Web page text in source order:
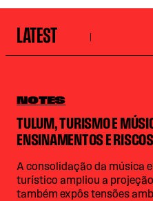
LATEST
NOTES
TULUM, TURISMO E
ENSINAMENTOS E RISCOS
A consolidação da música
turístico ampliou a
também expôs tensões